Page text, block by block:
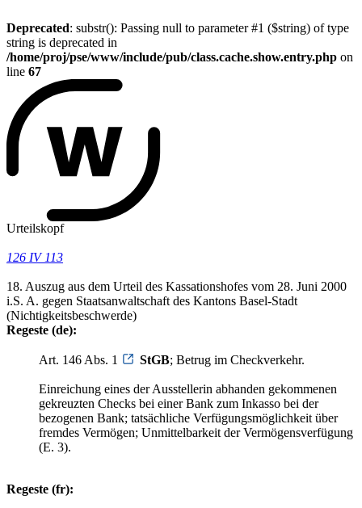
Deprecated: substr(): Passing null to parameter #1 ($string) of type
string is deprecated in
/home/proj/pse/www/include/pub/class.cache.show.entry.php on
line 67
Urteilskopf
126 IV 113
18. Auszug aus dem Urteil des Kassationshofes vom 28. Juni 2000
i.S. A. gegen Staatsanwaltschaft des Kantons Basel-Stadt
(Nichtigkeitsbeschwerde)
Regeste (de):
Art. 146 Abs. 1 StGB; Betrug im Checkverkehr.
Einreichung eines der Ausstellerin abhanden gekommenen
gekreuzten Checks bei einer Bank zum Inkasso bei der
bezogenen Bank; tatsächliche Verfügungsmöglichkeit über
fremdes Vermögen; Unmittelbarkeit der Vermögensverfügung
(E. 3).
Regeste (fr):